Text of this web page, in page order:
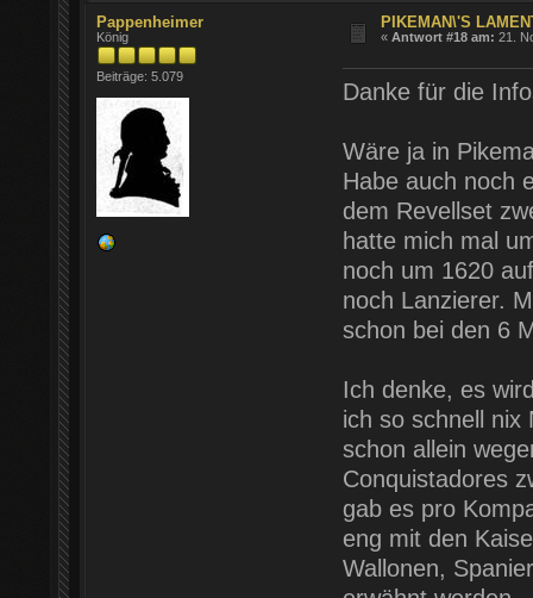
Pappenheimer
König
Beiträge: 5.079
PIKEMAN\'S
«Antwort #18 am: 21.
Danke für die
Wäre ja in
Habe auch noch
dem Revellset
hatte mich mal
noch um 1620
noch Lanzierer.
schon bei den 6
Ich denke, es
ich so schnell nix
schon allein
Conquistadores
gab es pro
eng mit den
Wallonen,